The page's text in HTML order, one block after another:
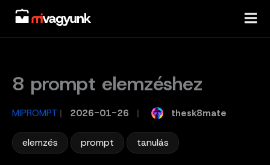
Skip
content
8 prompt elemzéshez
MIPROMPT / 2026-01-26 thesk8mate
elemzés prompt tanulás